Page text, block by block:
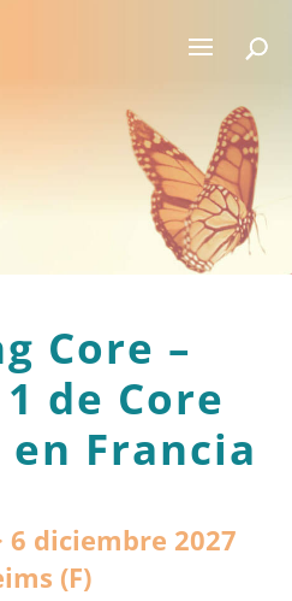
Core –
de Core
Francia
diciembre 2027
(F)